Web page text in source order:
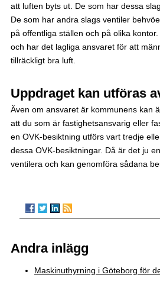
att luften byts ut. De som har dessa
De som har andra slags ventiler
på offentliga ställen och på olika
och har det lagliga ansvaret för att
tillräckligt bra luft.
Uppdraget kan utföras
Även om ansvaret är kommunens kan
att du som är fastighetsansvarig eller
en OVK-besiktning utförs vart tredje
dessa OVK-besiktningar. Då är det ju
ventilera och kan genomföra sådana
Andra inlägg
Maskinuthyrning i Göteborg för